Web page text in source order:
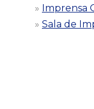
Imprensa
Sala de